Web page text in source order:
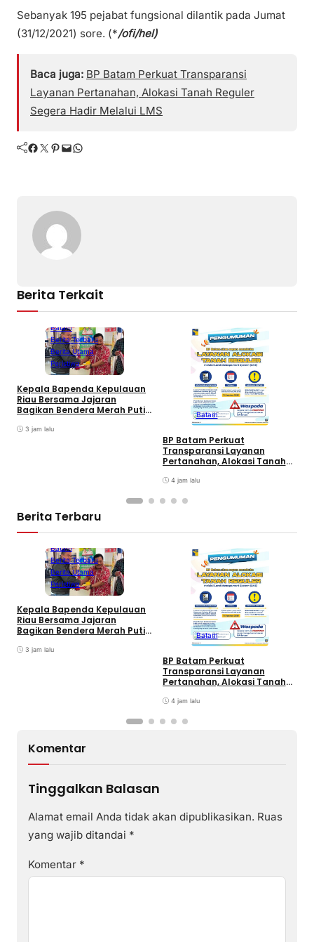
Sebanyak 195 pejabat fungsional dilantik pada Jumat
(31/12/2021) sore. (*/ofi/hel)
Baca juga: BP Batam Perkuat Transparansi
Layanan Pertanahan, Alokasi Tanah Reguler
Segera Hadir Melalui LMS
Facebook Twitter Pinterest Mail WhatsApp
Berita Terkait
Batam
Berita Terbaru
Berita Utama
Peristiwa
Kepala Bapenda Kepulauan
Riau Bersama Jajaran
Bagikan Bendera Merah Putih
Bermotor di Kantor Samsat
3 jam lalu
Batam
BP Batam Perkuat
Transparansi Layanan
Pertanahan, Alokasi Tanah
LMS4 jam lalu
Berita Terbaru
Batam
Berita Terbaru
Berita Utama
Peristiwa
Kepala Bapenda Kepulauan
Riau Bersama Jajaran
Bagikan Bendera Merah Putih
Bermotor di Kantor Samsat
3 jam lalu
Batam
BP Batam Perkuat
Transparansi Layanan
Pertanahan, Alokasi Tanah
LMS4 jam lalu
Komentar
Tinggalkan Balasan
Alamat email Anda tidak akan dipublikasikan. Ruas
yang wajib ditandai *
Komentar *